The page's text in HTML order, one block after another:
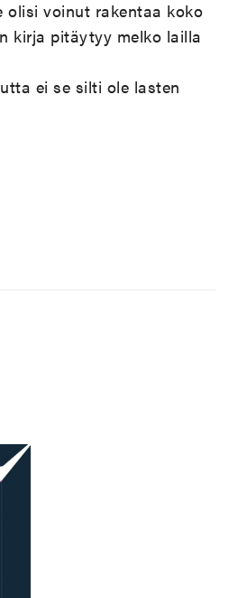
olisi voinut rakentaa koko
kirja pitäytyy melko lailla
ei se silti ole lasten